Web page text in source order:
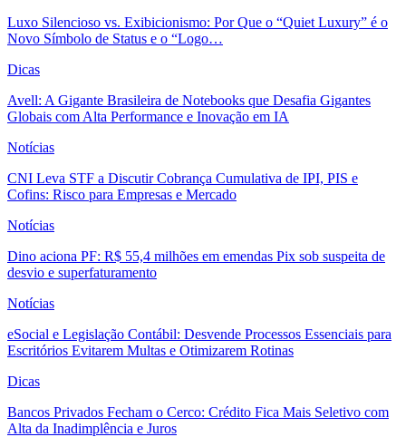
Luxo Silencioso vs. Exibicionismo: Por Que o “Quiet Luxury” é o
Novo Símbolo de Status e o “Logo…
Dicas
Avell: A Gigante Brasileira de Notebooks que Desafia Gigantes
Globais com Alta Performance e Inovação em IA
Notícias
CNI Leva STF a Discutir Cobrança Cumulativa de IPI, PIS e
Cofins: Risco para Empresas e Mercado
Notícias
Dino aciona PF: R$ 55,4 milhões em emendas Pix sob suspeita de
desvio e superfaturamento
Notícias
eSocial e Legislação Contábil: Desvende Processos Essenciais para
Escritórios Evitarem Multas e Otimizarem Rotinas
Dicas
Bancos Privados Fecham o Cerco: Crédito Fica Mais Seletivo com
Alta da Inadimplência e Juros